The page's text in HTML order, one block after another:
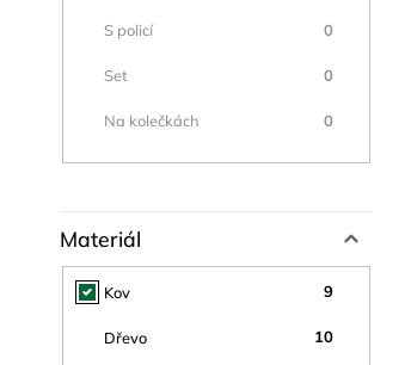
S policí 0
Set 0
Na kolečkách 0
Materiál
Kov 9
Dřevo 10